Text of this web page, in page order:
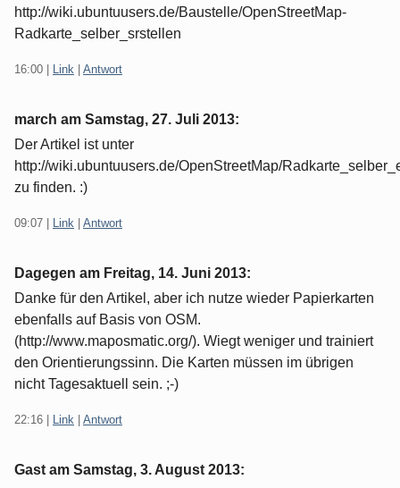
http://wiki.ubuntuusers.de/Baustelle/OpenStreetMap-
Radkarte_selber_srstellen
16:00 Link Antwort
march am Samstag, 27. Juli 2013:
Der Artikel ist unter
http://wiki.ubuntuusers.de/OpenStreetMap/
zu finden. :)
09:07 Link Antwort
Dagegen am Freitag, 14. Juni 2013:
Danke für den Artikel, aber ich nutze wieder Papierkarten
ebenfalls auf Basis von OSM.
(http://www.maposmatic.org/). Wiegt weniger und trainiert
den Orientierungssinn. Die Karten müssen im übrigen
nicht Tagesaktuell sein. ;-)
22:16 Link Antwort
Gast am Samstag, 3. August 2013: